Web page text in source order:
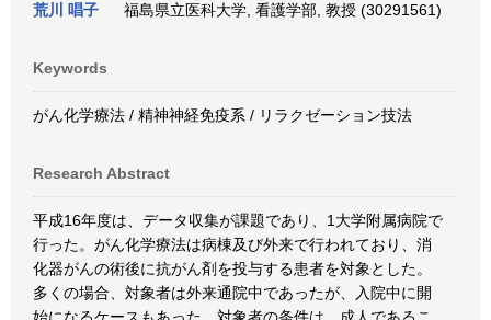
荒川 唱子 福島県立医科大学, 看護学部, 教授 (30291561)
Keywords
がん化学療法 / 精神神経免疫系 / リラクゼーション技法
Research Abstract
平成16年度は、データ収集が課題であり、1大学附属病院で
行った。がん化学療法は病棟及び外来で行われており、消
化器がんの術後に抗がん剤を投与する患者を対象とした。
多くの場合、対象者は外来通院中であったが、入院中に開